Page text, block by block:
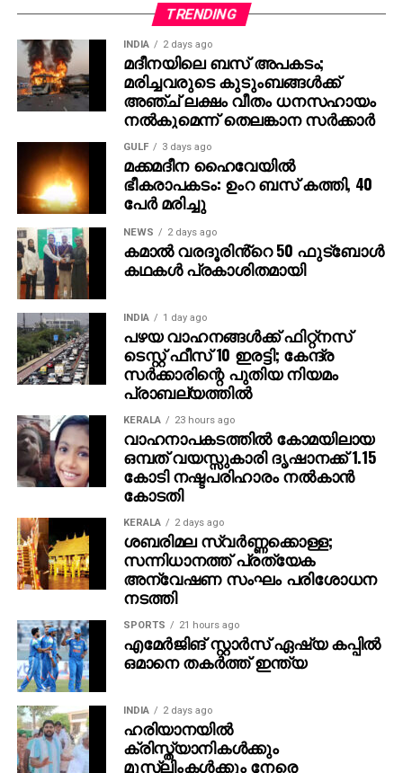
വാരാണസിയുടെ ട്രയ്ലർ റാമോജി ഫിലിം സിറ്റിയിൽ
നടന്ന ഇവെന്റിൽ 130×100 ഫീറ്റിൽ പ്രത്യേകമായി
സജ്ജീകരിച്ച സ്‌ക്രീനിലാണ് പ്രദർശിപ്പിച്ചത് . സിഇ
512-ലെ വാരാണസി കാണിച്ചുകൊണ്ടാണ് ട്രെയിലര്‍
തുടങ്ങുന്നത്. പിന്നീട് 2027-ല്‍ ഭൂമിയെ ലക്ഷ്യമാക്കി
വരുന്ന ശാംഭവി എന്ന ഛിന്നഗ്രഹമാണ് കാണിക്കുന്നത്.
തുടര്‍ന്നങ്ങോട്ട് അന്റാര്‍ട്ടിക്കയിലെ റോസ് ഐസ്
ഷെല്‍ഫ്, ആഫ്രിക്കയിലെ അംബോസെലി വനം,
ബിസിഇ 7200-ലെ ലങ്കാനഗരം, വാരാണസിയിലെ
മണികര്‍ണികാ ഘട്ട് തുടങ്ങിയവയെല്ലാം
വിസ്മയക്കാഴ്ചകളായി ട്രെയിലറില്‍ അനാവരണം
ചെയ്യുന്നു.കൈയില്‍ ത്രിശൂലവുമേന്തി കാളയുടെ
പുറത്തേറി വരുന്ന മഹേഷ് ബാബുവിന്റെ രുദ്ര എന്ന
കഥാപാത്രം സ്‌ക്രീനിൽ അവസാനം എത്തിയപ്പോൾ
വേദിയിലും മഹേഷ് ബാബു കാളയുടെ പുറത്തു എൻട്രി
ചെയ്തപ്പോൾ അറുപത്തിനായിരത്തിൽപ്പരം കാഴ്ചക്കാർ
നിറഞ്ഞ ഇവന്റിലെ സദസ്സ് ഹർഷാരവം കൊണ്ട്
വേദിയെ ധന്യമാക്കി. ഐമാക്‌സിലാണ് ചിത്രം
ഒരുങ്ങുന്നത് എന്നതിനാല്‍ തന്നെ തിയേറ്ററുകളില്‍
ഗംഭീരമായ കാഴ്ചാനുഭൂതി
സമ്മാനിക്കുമെന്നുറപ്പാണ്.ബാഹുബലിയും ആർ ആർ
ആറും ഒരുക്കിയ രാജമൗലിയുടെ ബ്രഹ്മാണ്ഡ ചിത്രം
വാരണാസി 2027ൽ തിയേറ്ററുകളിലേക്കെത്തും. പി ആർ
ഓ ആൻഡ് മാർക്കറ്റിംഗ് സ്ട്രാറ്റജിസ്റ്റ് : പ്രതീഷ് ശേഖർ.
TRENDING
INDIA 2 days ago
മദീനയിലെ ബസ് അപകടം;
മരിച്ചവരുടെ കുടുംബങ്ങള്‍ക്ക്
അഞ്ച് ലക്ഷം വീതം ധനസഹായം
നല്‍കുമെന്ന് തെലങ്കാന സര്‍ക്കാര്‍
GULF 3 days ago
മക്കമദീന ഹൈവേയില്‍
ഭീകരാപകടം: ഉംറ ബസ് കത്തി, 40
പേര്‍ മരിച്ചു
NEWS 2 days ago
കമാൽ വരദൂരിൻ്റെ 50 ഫുട്ബോൾ
കഥകൾ പ്രകാശിതമായി
INDIA 1 day ago
പഴയ വാഹനങ്ങള്‍ക്ക് ഫിറ്റ്‌നസ്
ടെസ്റ്റ് ഫീസ് 10 ഇരട്ടി; കേന്ദ്ര
സര്‍ക്കാരിന്റെ പുതിയ നിയമം
പ്രാബല്യത്തില്‍
KERALA 23 hours ago
വാഹനാപകടത്തില്‍ കോമയിലായ
ഒമ്പത് വയസ്സുകാരി ദൃഷാനക്ക് 1.15
കോടി നഷ്ടപരിഹാരം നല്‍കാന്‍
കോടതി
KERALA 2 days ago
ശബരിമല സ്വര്‍ണ്ണക്കൊള്ള;
സന്നിധാനത്ത് പ്രത്യേക
അന്വേഷണ സംഘം പരിശോധന
നടത്തി
SPORTS 21 hours ago
എമേര്‍ജിങ് സ്റ്റാര്‍സ് ഏഷ്യ കപ്പില്‍
ഒമാനെ തകര്‍ത്ത് ഇന്ത്യ
INDIA 2 days ago
ഹരിയാനയില്‍
ക്രിസ്ത്യാനികള്‍ക്കും
മുസ്‌ലിംകള്‍ക്കും നേരെ